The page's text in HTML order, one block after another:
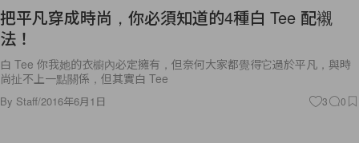
把平凡穿成時尚，你必須知道的4種白 Tee 配襯
法！
白 Tee 你我她的衣櫥內必定擁有，但奈何大家都覺得它過於平凡，與時
尚扯不上一點關係，但其實白 Tee
By Staff/2016年6月1日 3 0